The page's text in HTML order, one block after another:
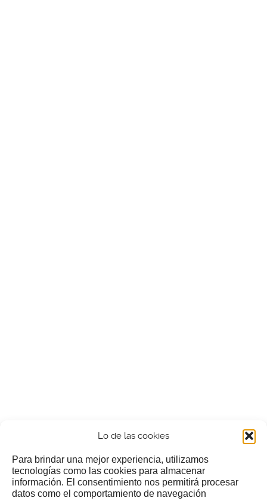
Lo de las cookies
Para brindar una mejor experiencia, utilizamos
tecnologías como las cookies para almacenar
información. El consentimiento nos permitirá procesar
datos como el comportamiento de navegación
¿Nos invitas a un cafecillo?